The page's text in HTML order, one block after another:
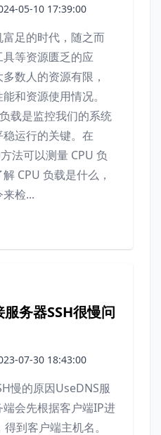
05-10 17:39:00
足的时代，随之而
等资源匮乏的应
数人的资源有限，
和资源使用情况。
载是监控我们的系统
运行的关键。在
法可以测量 CPU 负
CPU 负载是什么，
检...
务器SSH很慢问
07-30 18:43:00
慢的原因UseDNS服
会先根据客户端IP进
到客户端主机名。